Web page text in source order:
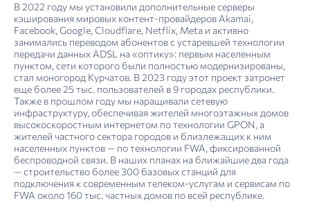
В 2022 году мы установили дополнительные серверы
кэширования мировых контент-провайдеров Akamai,
Facebook, Google, Cloudflare, Netflix, Meta и активно
занимались переводом абонентов с устаревшей технологии
передачи данных ADSL на «оптику»: первым населенным
пунктом, сети которого были полностью модернизированы,
стал моногород Курчатов. В 2023 году этот проект затронет
еще более 25 тыс. пользователей в 9 городах республики.
Также в прошлом году мы наращивали сетевую
инфраструктуру, обеспечивая жителей многоэтажных домов
высокоскоростным интернетом по технологии GPON, а
жителей частного сектора городов и близлежащих к ним
населенных пунктов — по технологии FWA, фиксированной
беспроводной связи. В наших планах на ближайшие два года
— строительство более 300 базовых станций для
подключения к современным телеком-услугам и сервисам по
FWA около 160 тыс. частных домов по всей республике.